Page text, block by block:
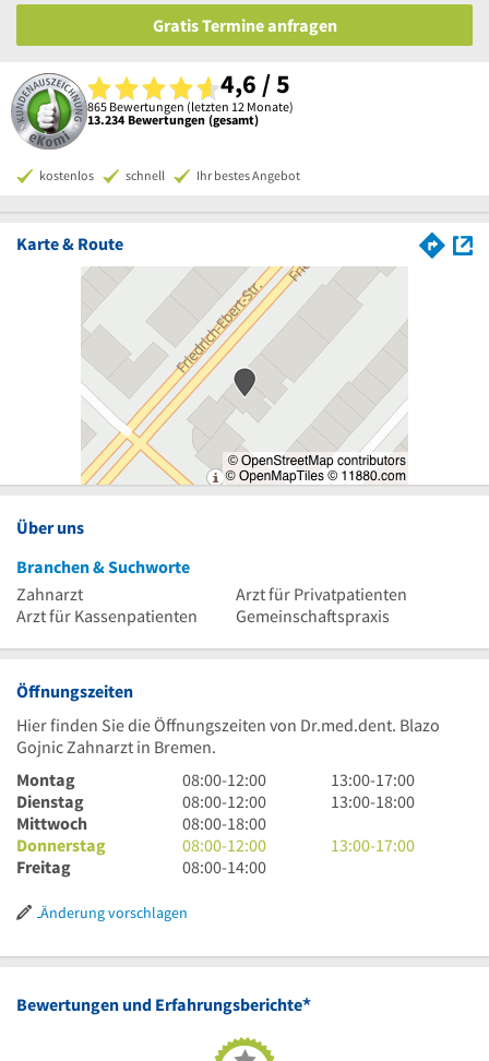
Gratis Termine anfragen
4,6 / 5
865 Bewertungen (letzten 12 Monate)
13.234 Bewertungen (gesamt)
kostenlos schnell Ihr bestes Angebot
Karte & Route
Über uns
Branchen & Suchworte
Zahnarzt
Arzt für Privatpatienten
Arzt für Kassenpatienten
Gemeinschaftspraxis
Öffnungszeiten
Hier finden Sie die Öffnungszeiten von Dr.med.dent. Blazo
Gojnic Zahnarzt in Bremen.
Montag
8
Uhr
bis
12
Uhr
08:00-12:00
13
Uhr
17
13:00-17:00
Dienstag
8
Uhr
bis
12
08:00-12:00
13
bis
13:00-18:00
Mittwoch
8
Uhr
bis
Uhr
08:00-18:00
Donnerstag
8
Uhr
12
08:00-12:00
13
13:00-17:00
Freitag
8
bis
Uhr
08:00-14:00
Änderung vorschlagen
Bewertungen und Erfahrungsberichte*